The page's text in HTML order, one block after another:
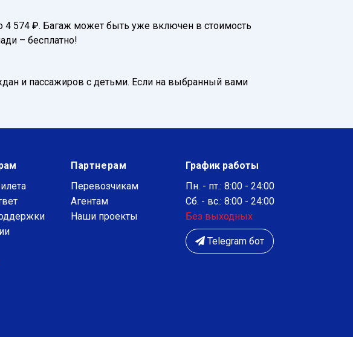
4 574 ₽. Багаж может быть уже включен в стоимость
– бесплатно!
и пассажиров с детьми. Если на выбранный вами
Партнерам
Перевозчикам
Агентам
Наши проекты
График работы
Пн. - пт.: 8:00 - 24:00
Сб. - вс.: 8:00 - 24:00
Без выходных
Telegram бот